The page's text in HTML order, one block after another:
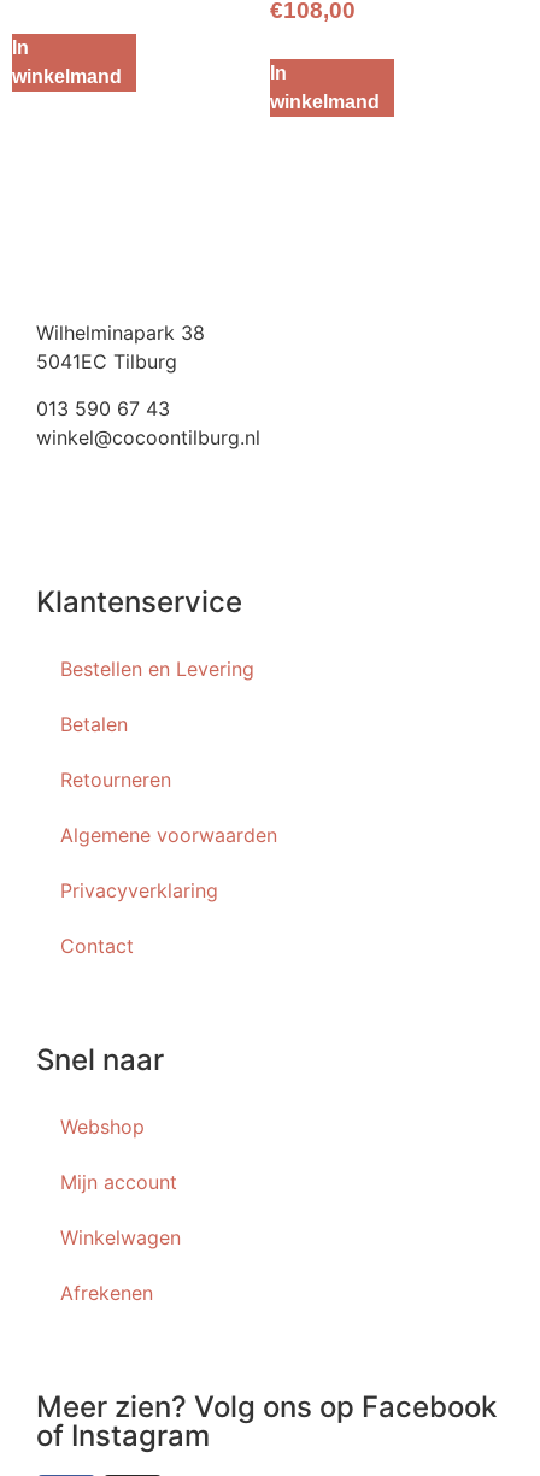
In
winkelmand
€108,00
In
winkelmand
Wilhelminapark 38
5041EC Tilburg
013 590 67 43
winkel@cocoontilburg.nl
Klantenservice
Bestellen en Levering
Betalen
Retourneren
Algemene voorwaarden
Privacyverklaring
Contact
Snel naar
Webshop
Mijn account
Winkelwagen
Afrekenen
Meer zien? Volg ons op Facebook
of Instagram